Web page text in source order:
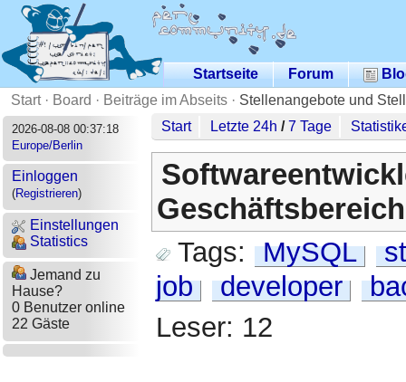
Startseite Forum
Start· Board · Beiträge im Abseits · Stellenangebote und
2026-08-08 00:37:18
Europe/Berlin
Einloggen
(Registrieren)
Einstellungen
Statistics
Jemand zu
Hause?
0 Benutzer online
22 Gäste
Start Letzte 24h /7 Tage
Tags: MySQL
job
developer
Leser: 12